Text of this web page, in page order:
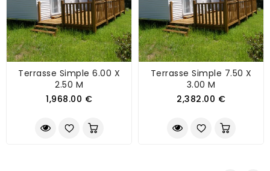
Terrasse Simple 6.00 X
2.50 M
1,968.00 €
Terrasse Simple 7.50 X
3.00 M
2,382.00 €